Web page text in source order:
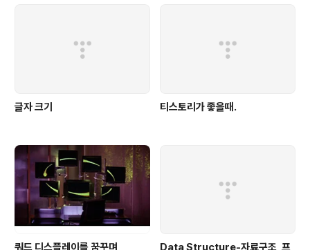
글자 크기 티스토리가 좋을때.
쿼드 디스플레이를 꿈꾸며
Data Structure-자료구조, 프